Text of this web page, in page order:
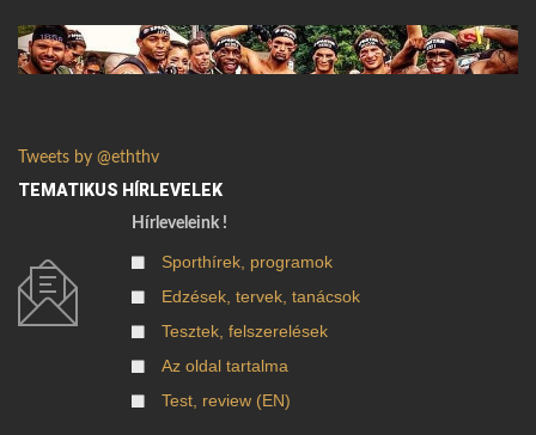
Tweets by @eththv
TEMATIKUS HÍRLEVELEK
Hírleveleink !
Sporthírek, programok
Edzések, tervek, tanácsok
Tesztek, felszerelések
Az oldal tartalma
Test, review (EN)